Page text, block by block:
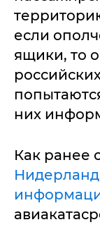
если
ящики, то
них
Как ранее